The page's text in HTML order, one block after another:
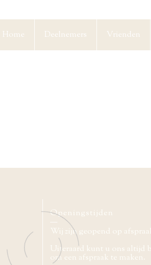
Home Deelnemers Vrienden
Openingstijden
Wij zijn geopend op
Uiteraard kunt u ons altijd
om een afspraak te maken.